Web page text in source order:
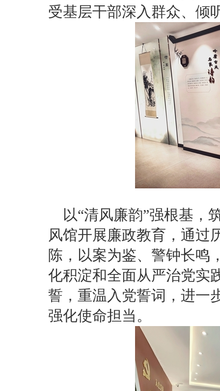
受基层干部深入群众、倾
以“清风廉韵”强根基，
风馆开展廉政教育，通过
陈，以案为鉴、警钟长鸣
化积淀和全面从严治党实
誓，重温入党誓词，进一
强化使命担当。